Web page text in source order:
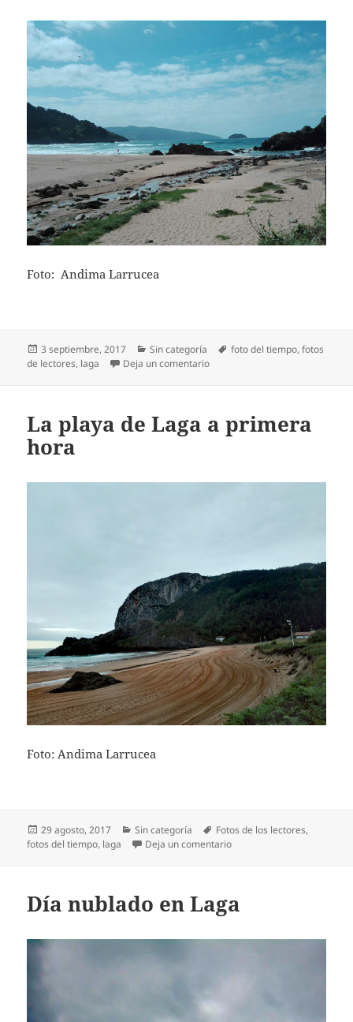
Foto: Andima Larrucea
Publicado
el
3 septiembre, 2017 Categorías
Sin categoría Etiquetas
foto del tiempo,fotos
de lectores, laga Deja un comentarioen Disfrutando del paisaje de la
La playa de Laga a primera
hora
Foto: Andima Larrucea
Publicado
el
29 agosto, 2017 Categorías
Sin categoría Etiquetas
Fotos de los lectores,
fotos del tiempo, laga Deja un comentarioen La playa de Laga a
Día nublado en Laga